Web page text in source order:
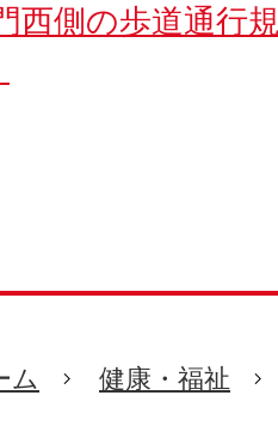
西側の歩道通行
ム 健康・福祉